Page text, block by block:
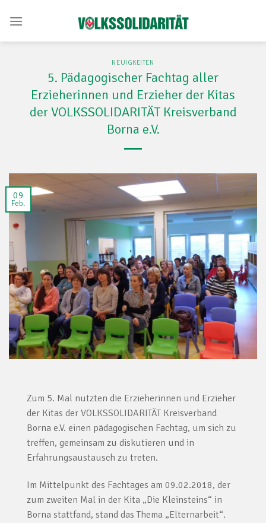
NEUIGKEITEN
5. Pädagogischer Fachtag aller
Erzieherinnen und Erzieher der Kitas
der VOLKSSOLIDARITÄT Kreisverband
Borna e.V.
09
Feb.
Zum 5. Mal nutzten die Erzieherinnen und Erzieher
der Kitas der VOLKSSOLIDARITÄT Kreisverband
Borna e.V. einen pädagogischen Fachtag, um sich zu
treffen, gemeinsam zu diskutieren und in
Erfahrungsaustausch zu treten.
Im Mittelpunkt des Fachtages am 09.02.2018, der
zum zweiten Mal in der Kita „Die Kleinsteins“ in
Borna stattfand, stand das Thema „Elternarbeit“.